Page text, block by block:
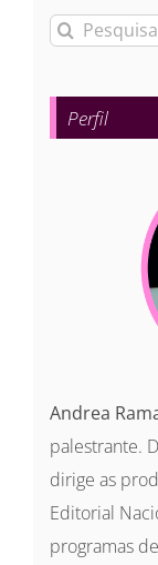
Buscar
para:
Perfil
Andrea
palestrante.
dirige as
Editorial
programas